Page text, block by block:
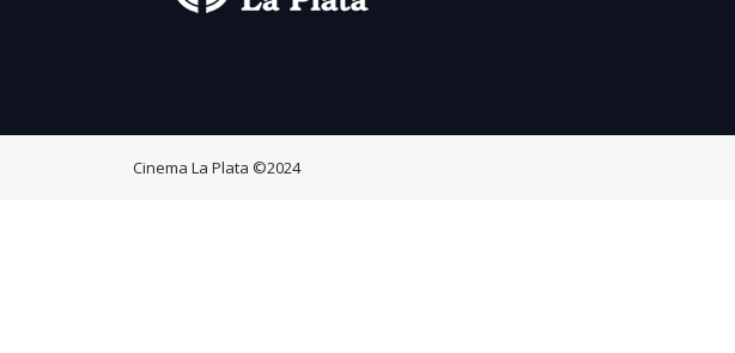
Cinema La Plata ©2024